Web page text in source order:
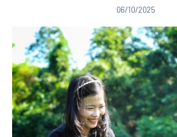
06/10/2025